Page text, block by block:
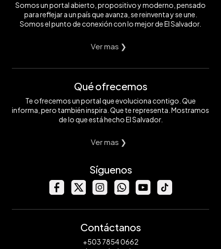
Somos un portal abierto, propositivo y moderno, pensado
para reflejar a un país que avanza, se reinventa y se une.
Somos el punto de conexión con lo mejor de El Salvador.
Ver mas ❯
Qué ofrecemos
Te ofrecemos un portal que evoluciona contigo. Que
informa, pero también inspira. Que te representa. Mostramos
de lo que está hecho El Salvador.
Ver mas ❯
Síguenos
Contáctanos
+503 7854 0662